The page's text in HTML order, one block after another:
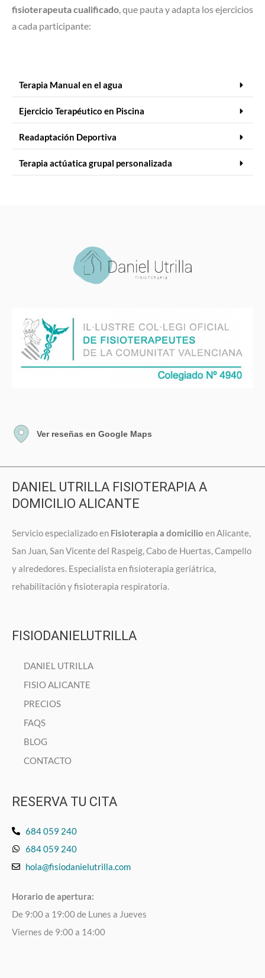
fisioterapeuta cualificado, que pauta y adapta los ejercicios
a cada participante:
Terapia Manual en el agua
Ejercicio Terapéutico en Piscina
Readaptación Deportiva
Terapia actúatica grupal personalizada
Ver reseñas en Google Maps
DANIEL UTRILLA FISIOTERAPIA A
DOMICILIO ALICANTE
Servicio especializado en Fisioterapia a domicilio en Alicante,
San Juan, San Vicente del Raspeig, Cabo de Huertas, Campello
y alrededores. Especialista en fisioterapia geriátrica,
rehabilitación y fisioterapia respiratoria.
FISIODANIELUTRILLA
DANIEL UTRILLA
FISIO ALICANTE
PRECIOS
FAQS
BLOG
CONTACTO
RESERVA TU CITA
684 059 240
684 059 240
hola@fisiodanielutrilla.com
Horario de apertura:
De 9:00 a 19:00 de Lunes a Jueves
Viernes de 9:00 a 14:00